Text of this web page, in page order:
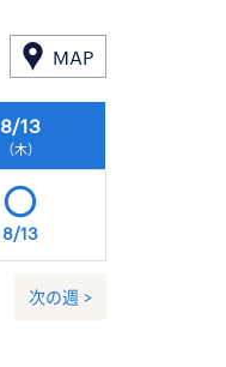
MAP
8/13
（木）
8/13
次の週 >